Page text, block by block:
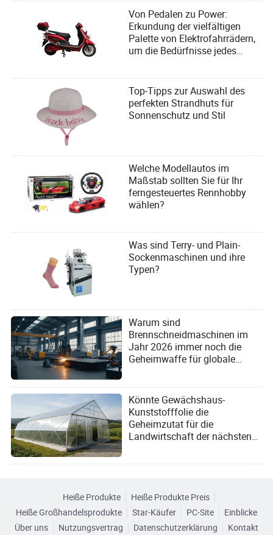
Von Pedalen zu Power:
Erkundung der vielfältigen
Palette von Elektrofahrrädern,
um die Bedürfnisse jedes
Top-Tipps zur Auswahl des
perfekten Strandhuts für
Sonnenschutz und Stil
Welche Modellautos im
Maßstab sollten Sie für Ihr
ferngesteuertes Rennhobby
wählen?
Was sind Terry- und Plain-
Sockenmaschinen und ihre
Typen?
Warum sind
Brennschneidmaschinen im
Jahr 2026 immer noch die
Geheimwaffe für globale
Könnte Gewächshaus-
Kunststofffolie die
Geheimzutat für die
Landwirtschaft der nächsten
Heiße Produkte
Heiße Produkte Preis
Heiße Großhandelsprodukte
Star-Käufer PC-Site
Einblicke
Über uns
Nutzungsvertrag Datenschutzerklärung Kontakt